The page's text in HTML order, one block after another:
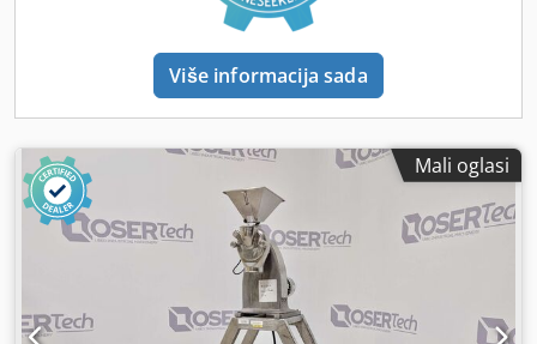
Više informacija sada
Mali oglasi